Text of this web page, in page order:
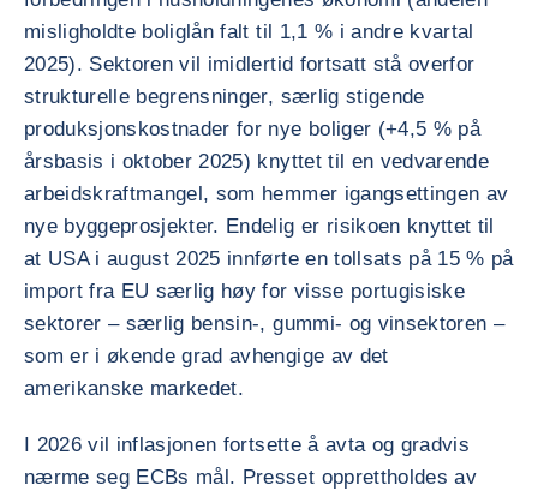
misligholdte boliglån falt til 1,1 % i andre kvartal
2025). Sektoren vil imidlertid fortsatt stå overfor
strukturelle begrensninger, særlig stigende
produksjonskostnader for nye boliger (+4,5 % på
årsbasis i oktober 2025) knyttet til en vedvarende
arbeidskraftmangel, som hemmer igangsettingen av
nye byggeprosjekter. Endelig er risikoen knyttet til
at USA i august 2025 innførte en tollsats på 15 % på
import fra EU særlig høy for visse portugisiske
sektorer – særlig bensin-, gummi- og vinsektoren –
som er i økende grad avhengige av det
amerikanske markedet.
I 2026 vil inflasjonen fortsette å avta og gradvis
nærme seg ECBs mål. Presset opprettholdes av